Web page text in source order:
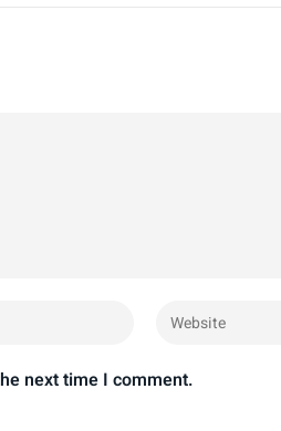
next time I comment.